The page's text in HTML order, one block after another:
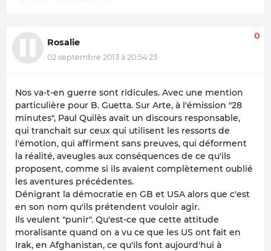
Rosalie
02 septembre 2013 à 20:54:23
0
Nos va-t-en guerre sont ridicules. Avec une mention
particulière pour B. Guetta. Sur Arte, à l'émission "28
minutes", Paul Quilès avait un discours responsable,
qui tranchait sur ceux qui utilisent les ressorts de
l'émotion, qui affirment sans preuves, qui déforment
la réalité, aveugles aux conséquences de ce qu'ils
proposent, comme si ils avaient complètement oublié
les aventures précédentes.
Dénigrant la démocratie en GB et USA alors que c'est
en son nom qu'ils prétendent vouloir agir.
Ils veulent "punir". Qu'est-ce que cette attitude
moralisante quand on a vu ce que les US ont fait en
Irak, en Afghanistan, ce qu'ils font aujourd'hui à